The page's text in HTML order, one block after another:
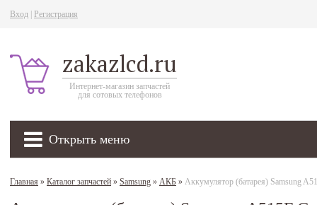
Вход Регистрация
zakazlcd.ru
Интернет-магазин запчастей
для сотовых телефонов
Открыть меню
Главная » Каталог запчастей » Samsung » АКБ » Аккумулятор (батарея) Samsung